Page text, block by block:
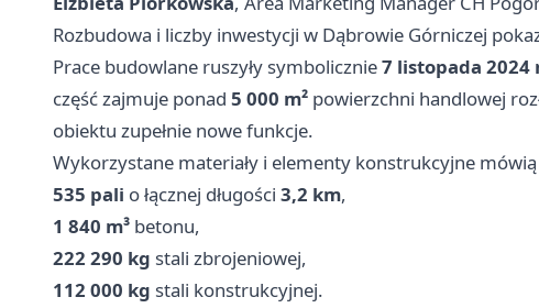
Rozbudowa i liczby inwestycji w Dąbrowie Górniczej
Prace budowlane ruszyły symbolicznie7 listopada 2024
część zajmuje ponad 5 000 m² powierzchni handlowej
obiektu zupełnie nowe funkcje.
Wykorzystane materiały i elementy konstrukcyjne mówią
535 pali o łącznej długości 3,2 km,
1 840 m³ betonu,
222 290 kg stali zbrojeniowej,
112 000 kg stali konstrukcyjnej.